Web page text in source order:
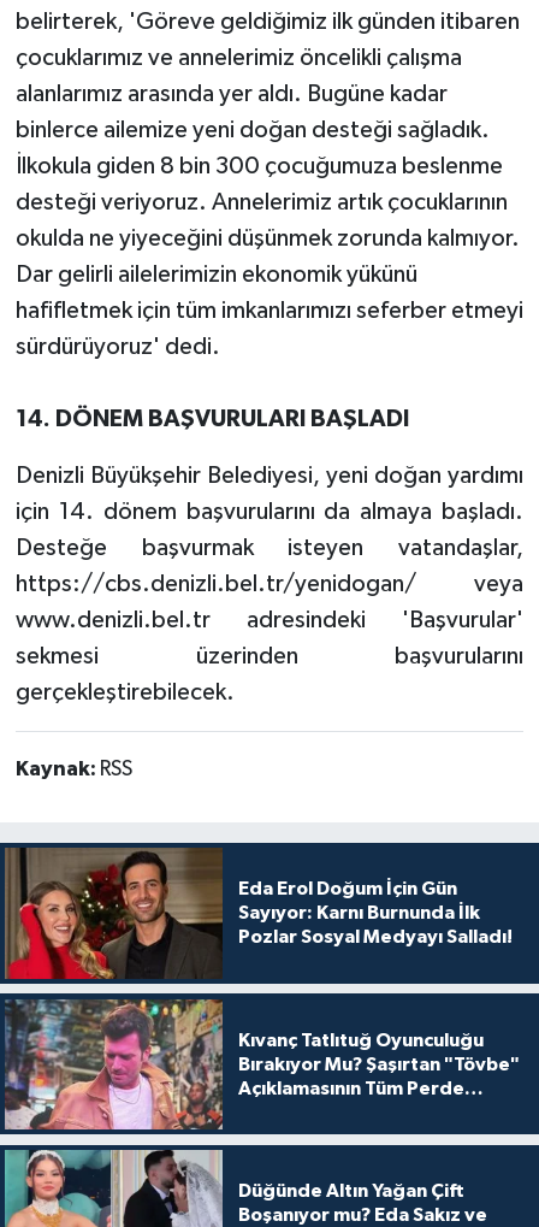
belirterek, 'Göreve geldiğimiz ilk günden itibaren
çocuklarımız ve annelerimiz öncelikli çalışma
alanlarımız arasında yer aldı. Bugüne kadar
binlerce ailemize yeni doğan desteği sağladık.
İlkokula giden 8 bin 300 çocuğumuza beslenme
desteği veriyoruz. Annelerimiz artık çocuklarının
okulda ne yiyeceğini düşünmek zorunda kalmıyor.
Dar gelirli ailelerimizin ekonomik yükünü
hafifletmek için tüm imkanlarımızı seferber etmeyi
sürdürüyoruz' dedi.
14. DÖNEM BAŞVURULARI BAŞLADI
Denizli Büyükşehir Belediyesi, yeni doğan yardımı
için 14. dönem başvurularını da almaya başladı.
Desteğe başvurmak isteyen vatandaşlar,
https://cbs.denizli.bel.tr/yenidogan/ veya
www.denizli.bel.tr adresindeki 'Başvurular'
sekmesi üzerinden başvurularını
gerçekleştirebilecek.
Kaynak: RSS
Eda Erol Doğum İçin Gün
Sayıyor: Karnı Burnunda İlk
Pozlar Sosyal Medyayı Salladı!
Kıvanç Tatlıtuğ Oyunculuğu
Bırakıyor Mu? Şaşırtan "Tövbe"
Açıklamasının Tüm Perde
Düğünde Altın Yağan Çift
Boşanıyor mu? Eda Sakız ve